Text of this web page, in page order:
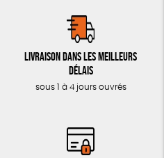
Livraison dans les meilleurs
délais
sous 1 à 4 jours ouvrés